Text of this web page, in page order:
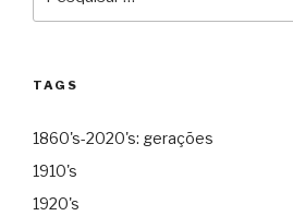
TAGS
1860's-2020's: gerações
1910's
1920's